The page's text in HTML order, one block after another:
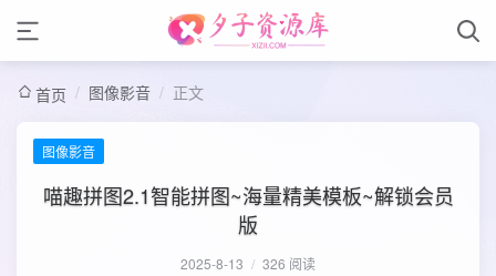
首页 / 图像影音 / 正文
图像影音
喵趣拼图2.1智能拼图~海量精美模板~解锁会员
版
2025-8-13 / 326 阅读